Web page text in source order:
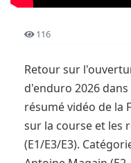
116
Retour sur
d'enduro 2026 dans
résumé vidéo de la
sur la course et les
(E1/E3/E3).